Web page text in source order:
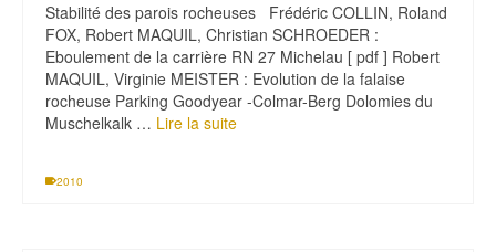
Stabilité des parois rocheuses Frédéric COLLIN, Roland
FOX, Robert MAQUIL, Christian SCHROEDER :
Eboulement de la carrière RN 27 Michelau [ pdf ] Robert
MAQUIL, Virginie MEISTER : Evolution de la falaise
rocheuse Parking Goodyear -Colmar-Berg Dolomies du
Muschelkalk … Lire la suite
2010